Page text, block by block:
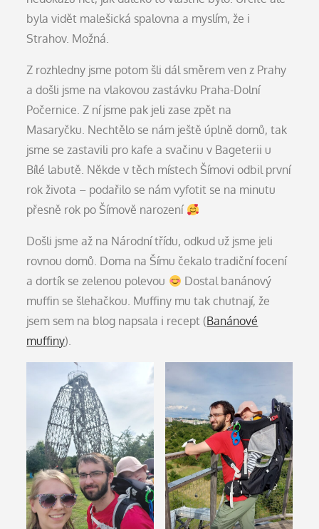
byla vidět malešická spalovna a myslím, že i
Strahov. Možná.
Z rozhledny jsme potom šli dál směrem ven z Prahy
a došli jsme na vlakovou zastávku Praha-Dolní
Počernice. Z ní jsme pak jeli zase zpět na
Masaryčku. Nechtělo se nám ještě úplně domů, tak
jsme se zastavili pro kafe a svačinu v Bageterii u
Bílé labutě. Někde v těch místech Šímovi odbil první
rok života – podařilo se nám vyfotit se na minutu
přesně rok po Šímově narození
Došli jsme až na Národní třídu, odkud už jsme jeli
rovnou domů. Doma na Šímu čekalo tradiční focení
a dortík se zelenou polevou
Dostal banánový
muffin se šlehačkou. Muffiny mu tak chutnají, že
jsem sem na blog napsala i recept (Banánové
muffiny).